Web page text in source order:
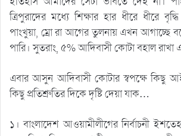
ত্রিপুরাদের মধ্যে শিক্ষার হার ধীরে ধীরে
পাংখুয়া, ম্রো রা আগের তুলনায় এখন আগাচ্ছে
পারি। সুতরাং, ৫% আদিবাসী কোটা বহাল রাখা
এবার আসুন আদিবাসী কোটার স্বপক্ষে কিছু
কিছু প্রতিশ্রুতির দিকে দৃষ্টি দেয়া যাক…
১। বাংলাদেশ আওয়ামীলীগের নির্বাচনী